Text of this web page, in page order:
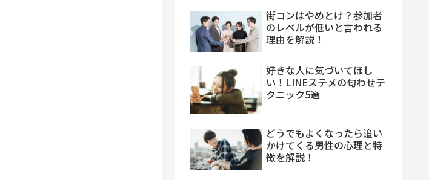
街コンはやめとけ？参加者
のレベルが低いと言われる
理由を解説！
好きな人に気づいてほし
い！LINEステメの匂わせテ
クニック5選
どうでもよくなったら追い
かけてくる男性の心理と特
徴を解説！